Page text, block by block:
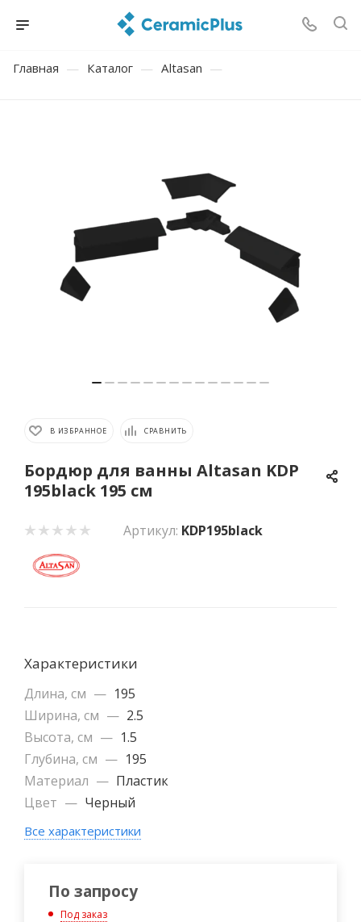
Главная — Каталог — Altasan —
В ИЗБРАННОЕ СРАВНИТЬ
Бордюр для ванны Altasan KDP
195black 195 см
Артикул: KDP195black
Характеристики
Длина, см — 195
Ширина, см — 2.5
Высота, см — 1.5
Глубина, см — 195
Материал — Пластик
Цвет — Черный
Все характеристики
По запросу
Под заказ